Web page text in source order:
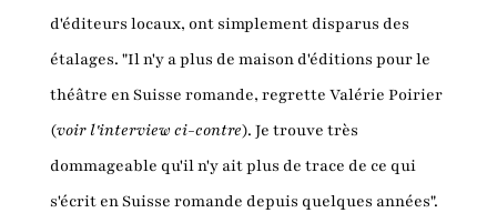
d'éditeurs locaux, ont simplement disparus des
étalages. "Il n'y a plus de maison d'éditions pour le
théâtre en Suisse romande, regrette Valérie Poirier
(voir l'interview ci-contre). Je trouve très
dommageable qu'il n'y ait plus de trace de ce qui
s'écrit en Suisse romande depuis quelques années".